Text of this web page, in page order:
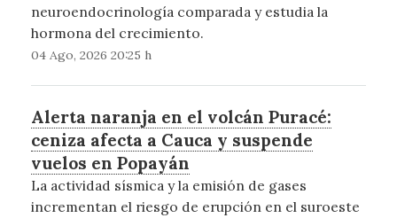
neuroendocrinología comparada y estudia la
hormona del crecimiento.
04 Ago, 2026 20:25 h
Alerta naranja en el volcán Puracé:
ceniza afecta a Cauca y suspende
vuelos en Popayán
La actividad sísmica y la emisión de gases
incrementan el riesgo de erupción en el suroeste